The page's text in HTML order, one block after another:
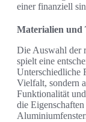
einer finanziell
Materialien und
Die Auswahl der
spielt eine
Unterschiedliche
Vielfalt, sondern
Funktionalität
die